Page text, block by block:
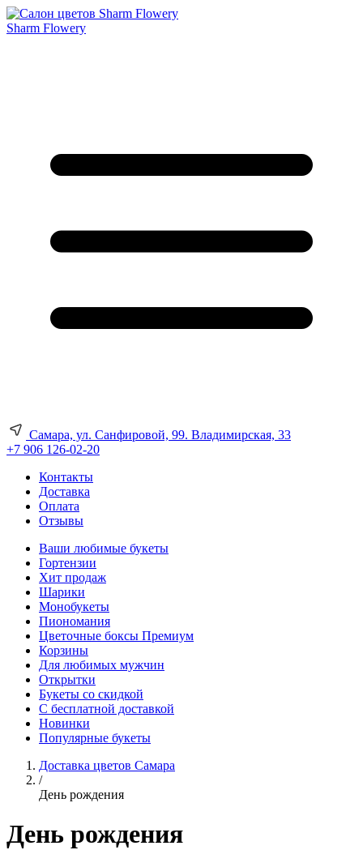
Sharm Flowery
Самара, ул. Санфировой, 99. Владимирская, 33
+7 906 126-02-20
Контакты
Доставка
Оплата
Отзывы
Ваши любимые букеты
Гортензии
Хит продаж
Шарики
Монобукеты
Пиономания
Цветочные боксы Премиум
Корзины
Для любимых мужчин
Открытки
Букеты со скидкой
С бесплатной доставкой
Новинки
Популярные букеты
Доставка цветов Самара
/
День рождения
День рождения